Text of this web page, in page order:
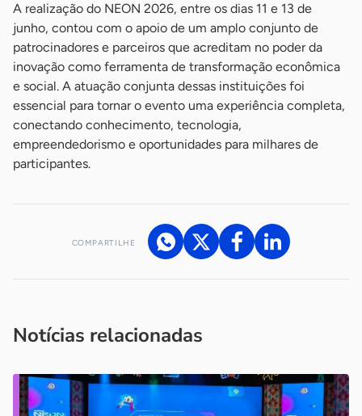
A realização do NEON 2026, entre os dias 11 e 13 de
junho, contou com o apoio de um amplo conjunto de
patrocinadores e parceiros que acreditam no poder da
inovação como ferramenta de transformação econômica
e social. A atuação conjunta dessas instituições foi
essencial para tornar o evento uma experiência completa,
conectando conhecimento, tecnologia,
empreendedorismo e oportunidades para milhares de
participantes.
COMPARTILHE
Notícias relacionadas